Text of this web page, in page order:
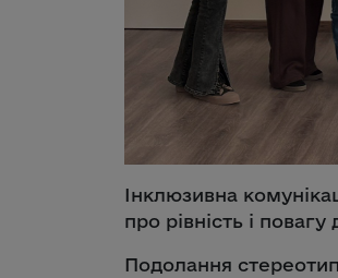
Інклюзивна
про рівність і
Подолання